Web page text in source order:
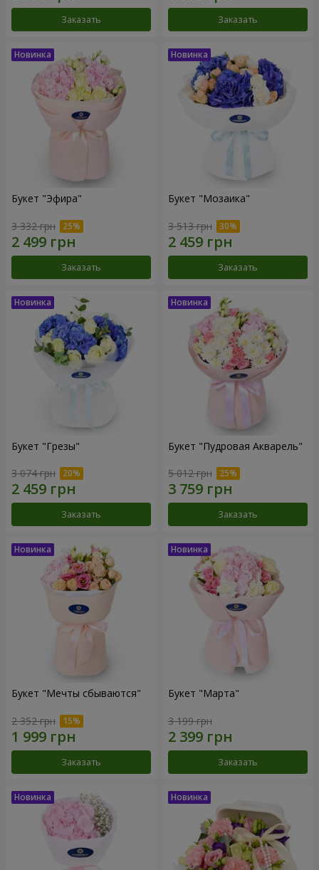
Заказать Заказать
Букет "Эфира"
3 332 грн
Заказать
Букет "Мозаика"
3 513 грн
Заказать
Букет "Грезы"
3 074 грн
Заказать
Букет "Пудровая Акварель"
5 012 грн
Заказать
Букет "Мечты сбываются"
2 352 грн
Заказать
Букет "Марта"
3 199 грн
Заказать